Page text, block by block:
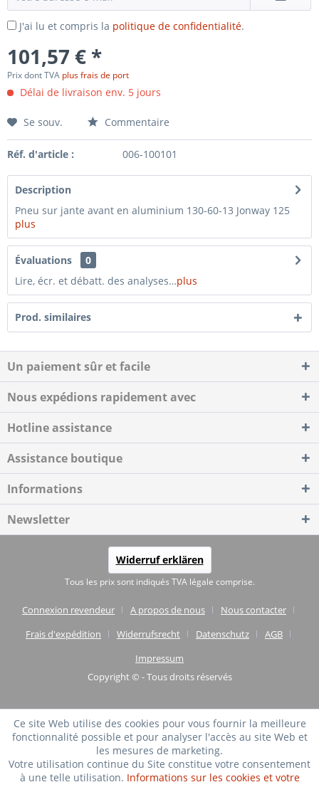
J'ai lu et compris la politique de confidentialité.
101,57 € *
Prix dont TVA plus frais de port
Délai de livraison env. 5 jours
Se souv. Commentaire
Réf. d'article : 006-100101
Description
Pneu sur jante avant en aluminium 130-60-13 Jonway 125
plus
Évaluations
0
Lire, écr. et débatt. des analyses…plus
Prod. similaires
Un paiement sûr et facile
Nous expédions rapidement avec
Hotline assistance
Assistance boutique
Informations
Newsletter
Widerruf erklären
Tous les prix sont indiqués TVA légale comprise.
Connexion revendeur A propos de nous
Nous contacter
Frais d'expédition
Widerrufsrecht Datenschutz
AGB
Impressum
Copyright © - Tous droits réservés
Ce site Web utilise des cookies pour vous fournir la meilleure
fonctionnalité possible et pour analyser l'accès au site Web et
les mesures de marketing.
Votre utilisation continue du Site constitue votre consentement
à une telle utilisation. Informations sur les cookies et votre